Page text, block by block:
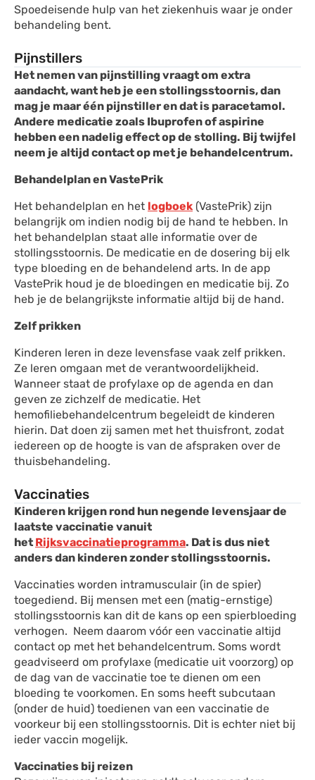
Spoedeisende hulp van het ziekenhuis waar je onder
behandeling bent.
Pijnstillers
Het nemen van pijnstilling vraagt om extra
aandacht, want heb je een stollingsstoornis, dan
mag je maar één pijnstiller en dat is paracetamol.
Andere medicatie zoals Ibuprofen of aspirine
hebben een nadelig effect op de stolling. Bij twijfel
neem je altijd contact op met je behandelcentrum.
Behandelplan en VastePrik
Het behandelplan en het logboek (VastePrik) zijn
belangrijk om indien nodig bij de hand te hebben. In
het behandelplan staat alle informatie over de
stollingsstoornis. De medicatie en de dosering bij elk
type bloeding en de behandelend arts. In de app
VastePrik houd je de bloedingen en medicatie bij. Zo
heb je de belangrijkste informatie altijd bij de hand.
Zelf prikken
Kinderen leren in deze levensfase vaak zelf prikken.
Ze leren omgaan met de verantwoordelijkheid.
Wanneer staat de profylaxe op de agenda en dan
geven ze zichzelf de medicatie. Het
hemofiliebehandelcentrum begeleidt de kinderen
hierin. Dat doen zij samen met het thuisfront, zodat
iedereen op de hoogte is van de afspraken over de
thuisbehandeling.
Vaccinaties
Kinderen krijgen rond hun negende levensjaar de
laatste vaccinatie vanuit
het Rijksvaccinatieprogramma. Dat is dus niet
anders dan kinderen zonder stollingsstoornis.
Vaccinaties worden intramusculair (in de spier)
toegediend. Bij mensen met een (matig-ernstige)
stollingsstoornis kan dit de kans op een spierbloeding
verhogen. Neem daarom vóór een vaccinatie altijd
contact op met het behandelcentrum. Soms wordt
geadviseerd om profylaxe (medicatie uit voorzorg) op
de dag van de vaccinatie toe te dienen om een
bloeding te voorkomen. En soms heeft subcutaan
(onder de huid) toedienen van een vaccinatie de
voorkeur bij een stollingsstoornis. Dit is echter niet bij
ieder vaccin mogelijk.
Vaccinaties bij reizen